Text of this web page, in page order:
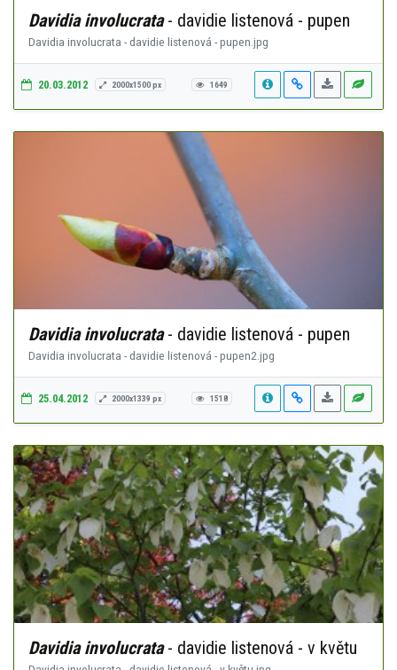
Davidia involucrata- davidie listenová - pupen
Davidia involucrata - davidie listenová - pupen.jpg
20.03.2012 2000x1500 px 1649
Davidia involucrata- davidie listenová - pupen
Davidia involucrata - davidie listenová - pupen2.jpg
25.04.2012 2000x1339 px 1518
Davidia involucrata- davidie listenová - v květu